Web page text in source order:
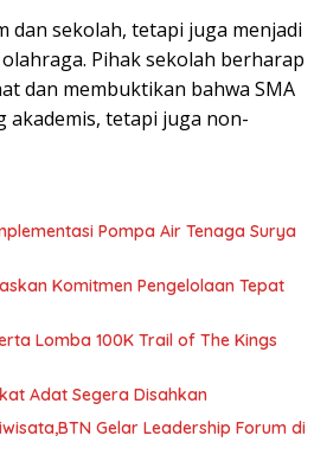
dan sekolah, tetapi juga menjadi
Pihak sekolah berharap
dan membuktikan bahwa SMA
akademis, tetapi juga non-
Pompa Air Tenaga Surya
Komitmen Pengelolaan Tepat
Lomba 100K Trail of The Kings
Adat Segera Disahkan
Gelar Leadership Forum di